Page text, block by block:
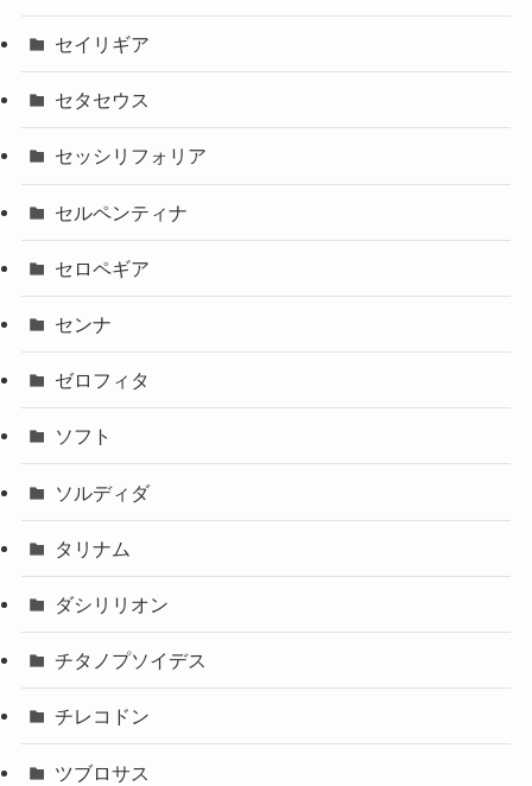
セイリギア
セタセウス
セッシリフォリア
セルペンティナ
セロペギア
センナ
ゼロフィタ
ソフト
ソルディダ
タリナム
ダシリリオン
チタノプソイデス
チレコドン
ツブロサス